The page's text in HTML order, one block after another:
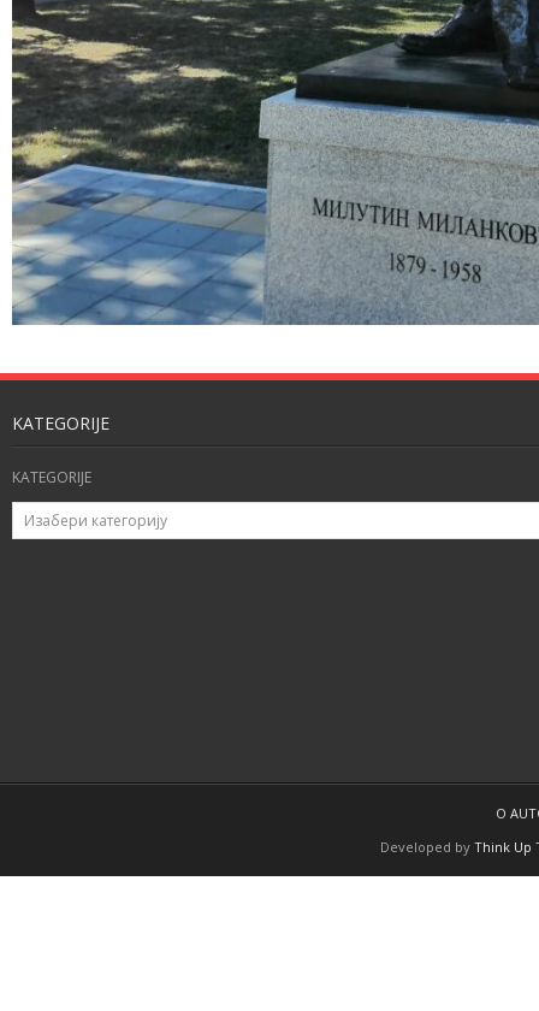
KATEGORIJE
KATEGORIJE
O
Developed by Think Up